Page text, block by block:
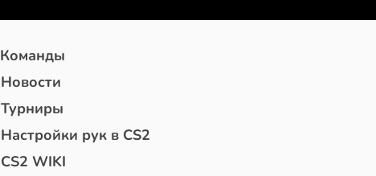
Команды
Новости
Турниры
Настройки рук в CS2
CS2 WIKI